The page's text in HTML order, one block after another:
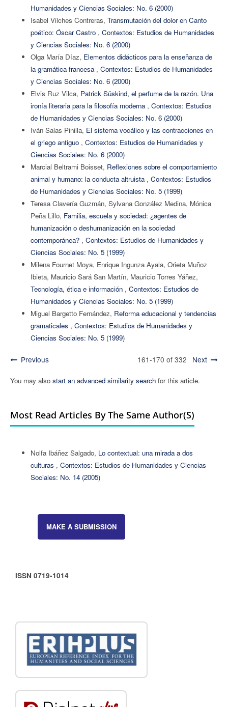
Humanidades y Ciencias Sociales: No. 6 (2000)
Isabel Vilches Contreras, Transmutación del dolor en Canto
poético: Óscar Castro , Contextos: Estudios de Humanidades
y Ciencias Sociales: No. 6 (2000)
Olga María Díaz, Elementos didácticos para la enseñanza de
la gramática francesa , Contextos: Estudios de Humanidades
y Ciencias Sociales: No. 6 (2000)
Elvis Ruz Vilca, Patrick Süskind, el perfume de la razón. Una
ironía literaria para la filosofía moderna , Contextos: Estudios
de Humanidades y Ciencias Sociales: No. 6 (2000)
Iván Salas Pinilla, El sistema vocálico y las contracciones en
el griego antiguo , Contextos: Estudios de Humanidades y
Ciencias Sociales: No. 6 (2000)
Marcial Beltrami Boisset, Reflexiones sobre el comportamiento
animal y humano: la conducta altruista , Contextos: Estudios
de Humanidades y Ciencias Sociales: No. 5 (1999)
Teresa Clavería Guzmán, Sylvana González Medina, Mónica
Peña Lillo, Familia, escuela y sociedad: ¿agentes de
humanización o deshumanización en la sociedad
contemporánea? , Contextos: Estudios de Humanidades y
Ciencias Sociales: No. 5 (1999)
Milena Fournet Moya, Enrique Ingunza Ayala, Orieta Muñoz
Ibieta, Mauricio Sará San Martín, Mauricio Torres Yáñez,
Tecnología, ética e información , Contextos: Estudios de
Humanidades y Ciencias Sociales: No. 5 (1999)
Miguel Bargetto Fernández, Reforma educacional y tendencias
gramaticales , Contextos: Estudios de Humanidades y
Ciencias Sociales: No. 5 (1999)
Previous 161-170 of 332 Next
You may also start an advanced similarity searchfor this article.
Most Read Articles By The Same Author(s)
Nolfa Ibáñez Salgado, Lo contextual: una mirada a dos
culturas , Contextos: Estudios de Humanidades y Ciencias
Sociales: No. 14 (2005)
MAKE A SUBMISSION
ISSN 0719-1014